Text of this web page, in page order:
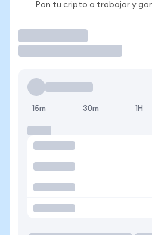
Pon tu cripto a trabajar y
15m 30m 1H